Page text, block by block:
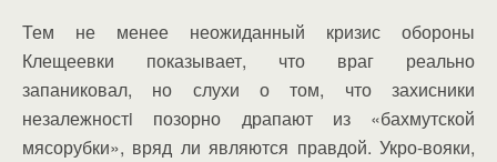
Тем не менее неожиданный кризис обороны
Клещеевки показывает, что враг реально
запаниковал, но слухи о том, что захисники
незалежностi позорно драпают из «бахмутской
мясорубки», вряд ли являются правдой. Укро-вояки,